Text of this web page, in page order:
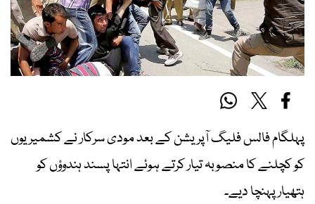
پہلگام فالس فلیگ آپریشن کے بعد مودی سرکار نے کشمیریوں
کو کچلنے کا منصوبہ تیار کرتے ہوئے انتہا پسند ہندوؤں کو
ہتھیار پہنچا دیے۔